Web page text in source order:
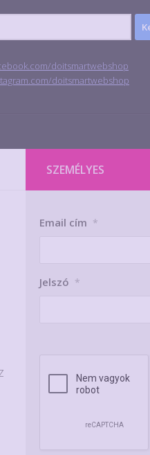
doitsmartwebshop
doitsmartwebshop
SZEMÉLYES
Email cím *
Jelszó *